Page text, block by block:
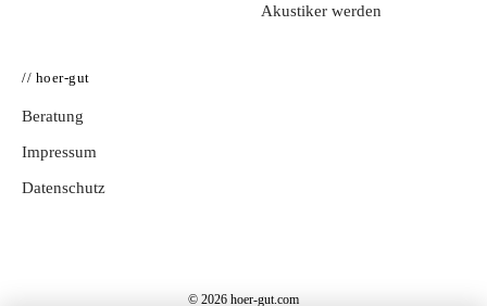
Akustiker werden
// hoer-gut
Beratung
Impressum
Datenschutz
© 2026 hoer-gut.com